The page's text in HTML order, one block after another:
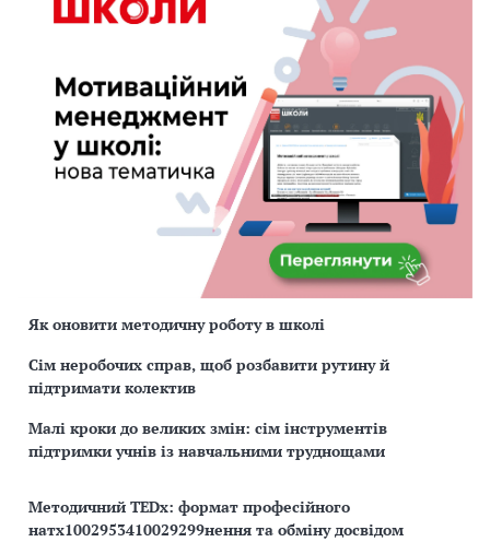
Як оновити методичну роботу в школі
Сім неробочих справ, щоб розбавити рутину й
підтримати колектив
Малі кроки до великих змін: сім інструментів
підтримки учнів із навчальними труднощами
Методичний TEDx: формат професійного
натх1002953410029299нення та обміну досвідом